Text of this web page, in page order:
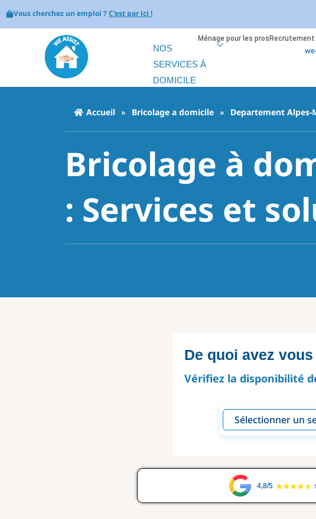
Vous cherchez un emploi ?C'est par ici !
Ménage pour les pros Recrutement
NOS
SERVICES À
DOMICILE
Accueil » Bricolage a domicile » Departement Alpes-
Bricolage à
: Services et
De quoi avez
Vérifiez la disponibilité
4,8/5